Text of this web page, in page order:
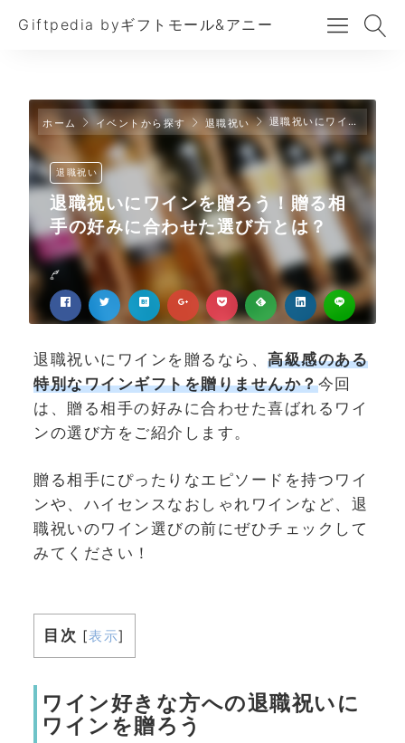
Giftpedia byギフトモール&アニー
ホーム イベントから探す 退職祝い 退職祝いにワインを贈ろう！贈る相手の好みに合わせた選び方とは？
退職祝い
退職祝いにワインを贈ろう！贈る相
手の好みに合わせた選び方とは？
退職祝いにワインを贈るなら、 高級感のある
特別なワインギフトを贈りませんか？今回
は、贈る相手の好みに合わせた喜ばれるワイ
ンの選び方をご紹介します。
贈る相手にぴったりなエピソードを持つワイ
ンや、ハイセンスなおしゃれワインなど、退
職祝いのワイン選びの前にぜひチェックして
みてください！
目次 [表示]
ワイン好きな方への退職祝いに
ワインを贈ろう